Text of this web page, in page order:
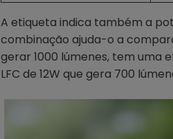
A etiqueta indica também a
combinação ajuda-o a
gerar 1000 lúmenes, tem uma
LFC de 12W que gera 700